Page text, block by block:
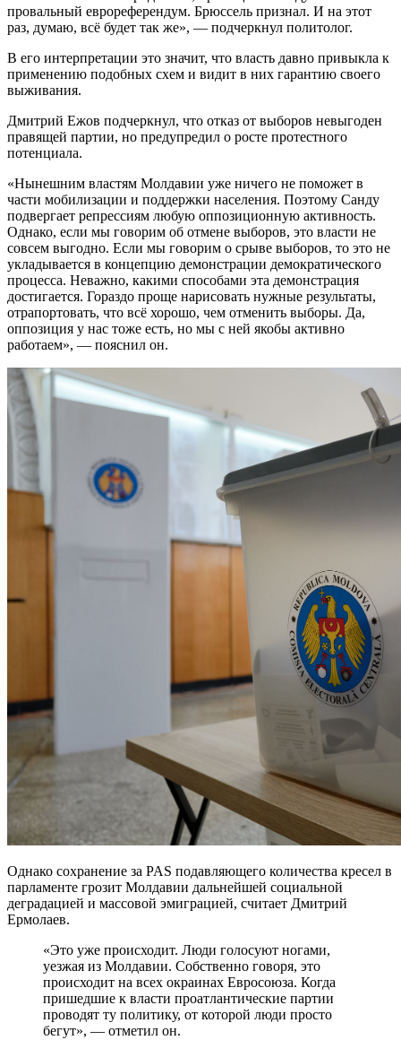
провальный еврореферендум. Брюссель признал. И на этот
раз, думаю, всё будет так же», — подчеркнул политолог.
В его интерпретации это значит, что власть давно привыкла к
применению подобных схем и видит в них гарантию своего
выживания.
Дмитрий Ежов подчеркнул, что отказ от выборов невыгоден
правящей партии, но предупредил о росте протестного
потенциала.
«Нынешним властям Молдавии уже ничего не поможет в
части мобилизации и поддержки населения. Поэтому Санду
подвергает репрессиям любую оппозиционную активность.
Однако, если мы говорим об отмене выборов, это власти не
совсем выгодно. Если мы говорим о срыве выборов, то это не
укладывается в концепцию демонстрации демократического
процесса. Неважно, какими способами эта демонстрация
достигается. Гораздо проще нарисовать нужные результаты,
отрапортовать, что всё хорошо, чем отменить выборы. Да,
оппозиция у нас тоже есть, но мы с ней якобы активно
работаем», — пояснил он.
Однако сохранение за PAS подавляющего количества кресел в
парламенте грозит Молдавии дальнейшей социальной
деградацией и массовой эмиграцией, считает Дмитрий
Ермолаев.
«Это уже происходит. Люди голосуют ногами,
уезжая из Молдавии. Собственно говоря, это
происходит на всех окраинах Евросоюза. Когда
пришедшие к власти проатлантические партии
проводят ту политику, от которой люди просто
бегут», — отметил он.